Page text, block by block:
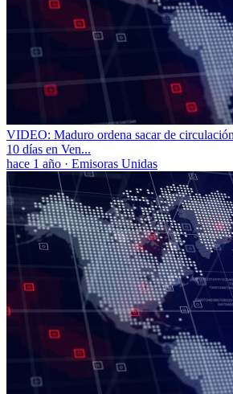
VIDEO: Maduro ordena sacar de
10 días en Ven...
hace 1 año · Emisoras Unidas